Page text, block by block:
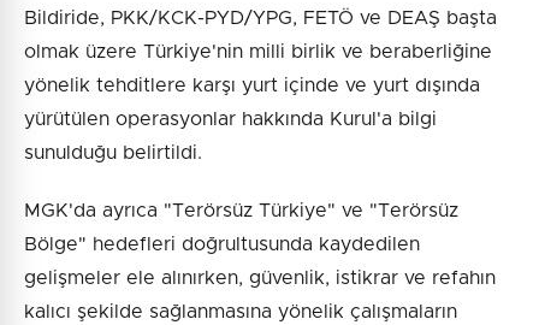
Bildiride, PKK/KCK-PYD/YPG, FETÖ ve DEAŞ başta
olmak üzere Türkiye'nin milli birlik ve beraberliğine
yönelik tehditlere karşı yurt içinde ve yurt dışında
yürütülen operasyonlar hakkında Kurul'a bilgi
sunulduğu belirtildi.
MGK'da ayrıca "Terörsüz Türkiye" ve "Terörsüz
Bölge" hedefleri doğrultusunda kaydedilen
gelişmeler ele alınırken, güvenlik, istikrar ve refahın
kalıcı şekilde sağlanmasına yönelik çalışmaların